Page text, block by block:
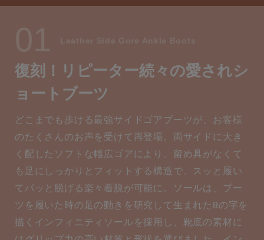
復刻！リピーター続々の愛されシ
ョートブーツ
どこまでも歩ける最強サイドゴアブーツが、お客様
のたくさんのお声を受けて再登場。両サイドに大き
く配したソフトな幅広ゴアにより、留め具がなくて
も足にしっかりとフィットする構造で、スッと履い
てパッと脱げる楽々着脱が可能に。ソールは、ブー
ツを履いた時の足の動きを研究して生まれた8の字を
描くインフィニティソールを採用し、靴底の素材に